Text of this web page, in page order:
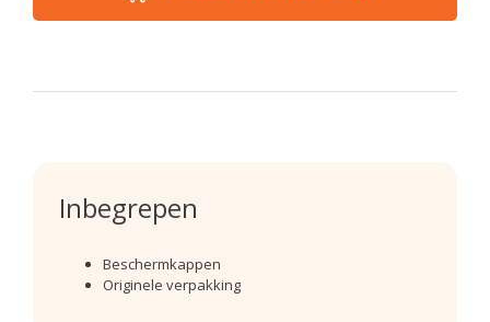
Inbegrepen
Beschermkappen
Originele verpakking